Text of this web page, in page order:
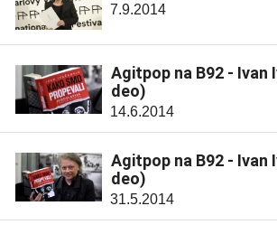
7.9.2014
Agitpop na B92 - Ivan
deo)
14.6.2014
Agitpop na B92 - Ivan
deo)
31.5.2014